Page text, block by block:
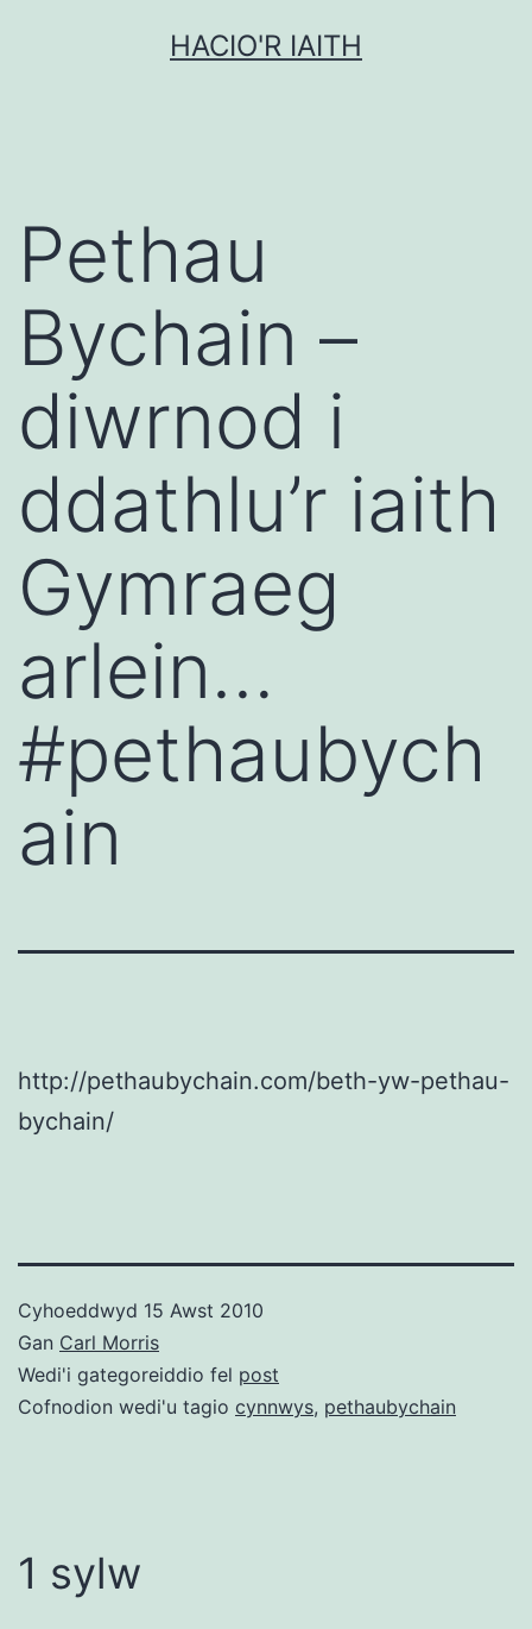
HACIO'R IAITH
Pethau
Bychain –
diwrnod i
ddathlu’r iaith
Gymraeg
arlein…
#pethaubych
ain
http://pethaubychain.com/beth-yw-pethau-
bychain/
Cyhoeddwyd 15 Awst 2010
Gan Carl Morris
Wedi'i gategoreiddio fel post
Cofnodion wedi'u tagio cynnwys, pethaubychain
1 sylw